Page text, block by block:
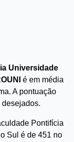
Universidade
é em média
A pontuação
Pontifícia
Sul é de 451 no